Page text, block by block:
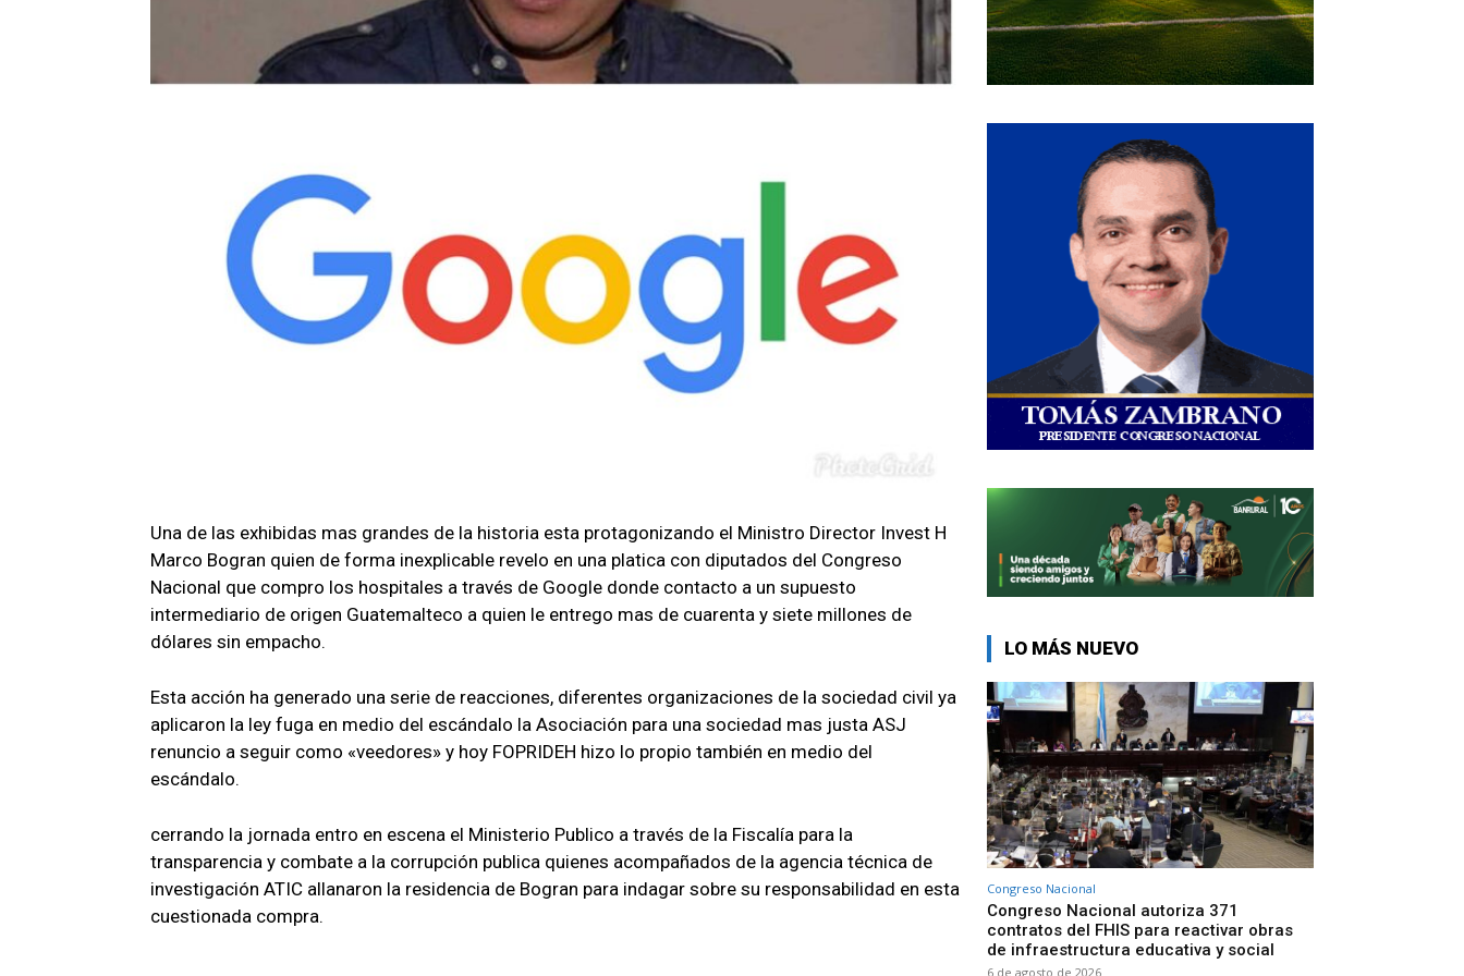
Una de las exhibidas mas grandes de la historia esta protagonizando el Ministro Director Invest H
Marco Bogran quien de forma inexplicable revelo en una platica con diputados del Congreso
Nacional que compro los hospitales a través de Google donde contacto a un supuesto
intermediario de origen Guatemalteco a quien le entrego mas de cuarenta y siete millones de
dólares sin empacho.
Esta acción ha generado una serie de reacciones, diferentes organizaciones de la sociedad civil ya
aplicaron la ley fuga en medio del escándalo la Asociación para una sociedad mas justa ASJ
renuncio a seguir como «veedores» y hoy FOPRIDEH hizo lo propio también en medio del
escándalo.
cerrando la jornada entro en escena el Ministerio Publico a través de la Fiscalía para la
transparencia y combate a la corrupción publica quienes acompañados de la agencia técnica de
investigación ATIC allanaron la residencia de Bogran para indagar sobre su responsabilidad en esta
cuestionada compra.
LO MÁS NUEVO
Congreso Nacional
Congreso Nacional autoriza 371
contratos del FHIS para reactivar obras
de infraestructura educativa y social
6 de agosto de 2026